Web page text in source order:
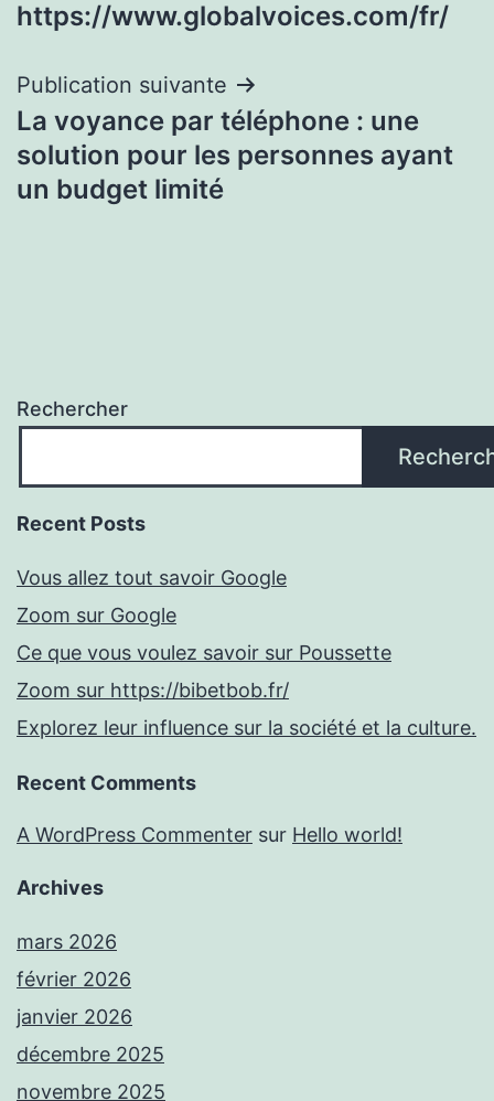
https://www.globalvoices.com/fr/
Publication suivante
La voyance par téléphone : une
solution pour les personnes ayant
un budget limité
Rechercher
Recent Posts
Vous allez tout savoir Google
Zoom sur Google
Ce que vous voulez savoir sur Poussette
Zoom sur https://bibetbob.fr/
Explorez leur influence sur la société et la culture.
Recent Comments
A WordPress Commenter sur Hello world!
Archives
mars 2026
février 2026
janvier 2026
décembre 2025
novembre 2025